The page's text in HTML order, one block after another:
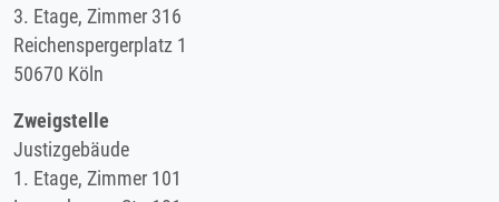
3. Etage, Zimmer 316
Reichenspergerplatz 1
50670 Köln
Zweigstelle
Justizgebäude
1. Etage, Zimmer 101